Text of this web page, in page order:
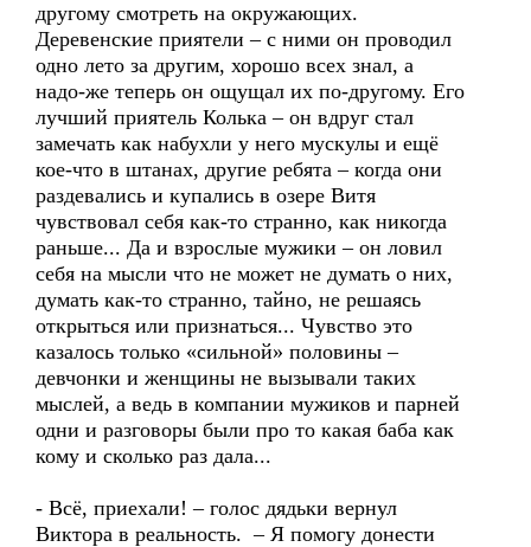
другому смотреть на окружающих.
Деревенские приятели – с ними он проводил
одно лето за другим, хорошо всех знал, а
надо-же теперь он ощущал их по-другому. Его
лучший приятель Колька – он вдруг стал
замечать как набухли у него мускулы и ещё
кое-что в штанах, другие ребята – когда они
раздевались и купались в озере Витя
чувствовал себя как-то странно, как никогда
раньше... Да и взрослые мужики – он ловил
себя на мысли что не может не думать о них,
думать как-то странно, тайно, не решаясь
открыться или признаться... Чувство это
казалось только «сильной» половины –
девчонки и женщины не вызывали таких
мыслей, а ведь в компании мужиков и парней
одни и разговоры были про то какая баба как
кому и сколько раз дала...
- Всё, приехали! – голос дядьки вернул
Виктора в реальность. – Я помогу донести